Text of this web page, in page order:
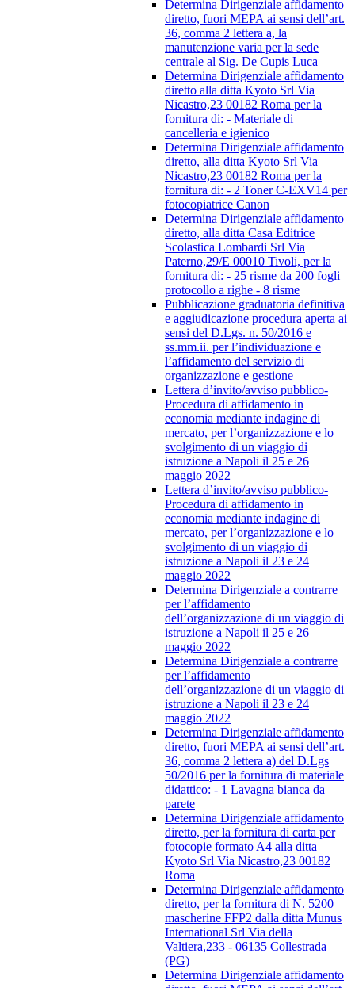
Determina Dirigenziale affidamento
diretto, fuori MEPA ai sensi dell’art.
36, comma 2 lettera a, la
manutenzione varia per la sede
centrale al Sig. De Cupis Luca
Determina Dirigenziale affidamento
diretto alla ditta Kyoto Srl Via
Nicastro,23 00182 Roma per la
fornitura di: - Materiale di
cancelleria e igienico
Determina Dirigenziale affidamento
diretto, alla ditta Kyoto Srl Via
Nicastro,23 00182 Roma per la
fornitura di: - 2 Toner C-EXV14 per
fotocopiatrice Canon
Determina Dirigenziale affidamento
diretto, alla ditta Casa Editrice
Scolastica Lombardi Srl Via
Paterno,29/E 00010 Tivoli, per la
fornitura di: - 25 risme da 200 fogli
protocollo a righe - 8 risme
Pubblicazione graduatoria definitiva
e aggiudicazione procedura aperta ai
sensi del D.Lgs. n. 50/2016 e
ss.mm.ii. per l’individuazione e
l’affidamento del servizio di
organizzazione e gestione
Lettera d’invito/avviso pubblico-
Procedura di affidamento in
economia mediante indagine di
mercato, per l’organizzazione e lo
svolgimento di un viaggio di
istruzione a Napoli il 25 e 26
maggio 2022
Lettera d’invito/avviso pubblico-
Procedura di affidamento in
economia mediante indagine di
mercato, per l’organizzazione e lo
svolgimento di un viaggio di
istruzione a Napoli il 23 e 24
maggio 2022
Determina Dirigenziale a contrarre
per l’affidamento
dell’organizzazione di un viaggio di
istruzione a Napoli il 25 e 26
maggio 2022
Determina Dirigenziale a contrarre
per l’affidamento
dell’organizzazione di un viaggio di
istruzione a Napoli il 23 e 24
maggio 2022
Determina Dirigenziale affidamento
diretto, fuori MEPA ai sensi dell’art.
36, comma 2 lettera a) del D.Lgs
50/2016 per la fornitura di materiale
didattico: - 1 Lavagna bianca da
parete
Determina Dirigenziale affidamento
diretto, per la fornitura di carta per
fotocopie formato A4 alla ditta
Kyoto Srl Via Nicastro,23 00182
Roma
Determina Dirigenziale affidamento
diretto, per la fornitura di N. 5200
mascherine FFP2 dalla ditta Munus
International Srl Via della
Valtiera,233 - 06135 Collestrada
(PG)
Determina Dirigenziale affidamento